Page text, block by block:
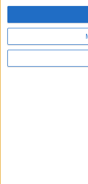
Daniel Pérez
Balearik Cargo. La
logística que se
a tus necesidades